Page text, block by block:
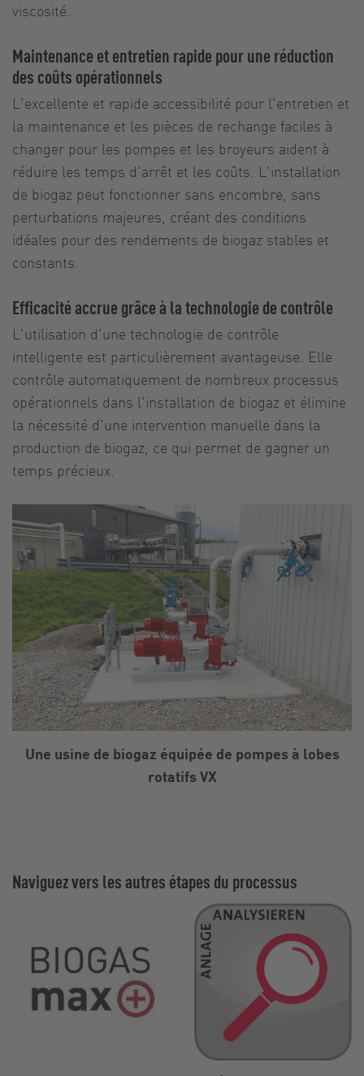
viscosité.
Maintenance et entretien rapide pour une réduction
des coûts opérationnels
L'excellente et rapide accessibilité pour l'entretien et
la maintenance et les pièces de rechange faciles à
changer pour les pompes et les broyeurs aident à
réduire les temps d'arrêt et les coûts. L'installation
de biogaz peut fonctionner sans encombre, sans
perturbations majeures, créant des conditions
idéales pour des rendements de biogaz stables et
constants.
Efficacité accrue grâce à la technologie de contrôle
L'utilisation d'une technologie de contrôle
intelligente est particulièrement avantageuse. Elle
contrôle automatiquement de nombreux processus
opérationnels dans l'installation de biogaz et élimine
la nécessité d'une intervention manuelle dans la
production de biogaz, ce qui permet de gagner un
temps précieux.
Une usine de biogaz équipée de pompes à lobes
rotatifs VX
Naviguez vers les autres étapes du processus